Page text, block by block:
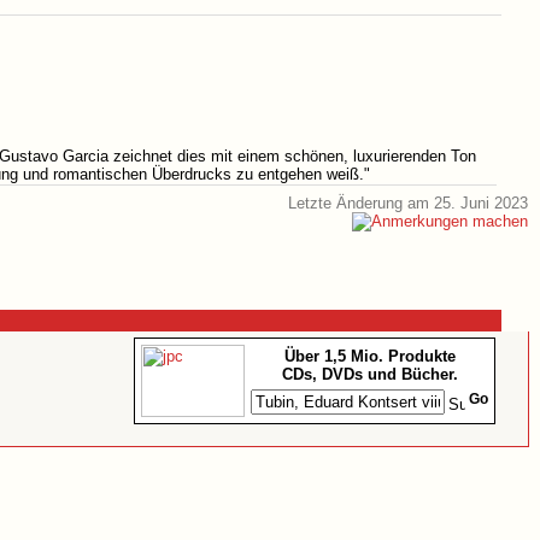
Garcia zeichnet dies mit einem schönen, luxurierenden Ton
und romantischen Überdrucks zu entgehen weiß."
Letzte Änderung am 25. Juni 2023
Über 1,5 Mio. Produkte
CDs, DVDs und Bücher.
Go